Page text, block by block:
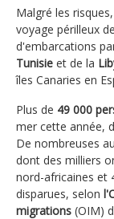
Malgré les
voyage périlleux de
d'embarcations
Tunisie et de la
îles Canaries en
Plus de 49 000
mer cette année,
De nombreuses
dont des milliers
nord-africaines et
disparues, selon
migrations (OIM)